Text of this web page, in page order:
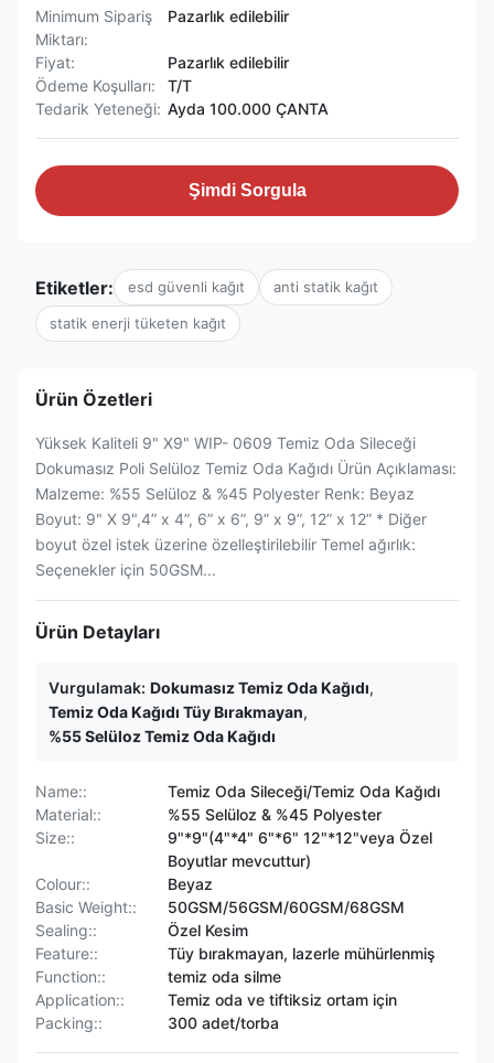
Minimum Sipariş
Miktarı:
Pazarlık edilebilir
Fiyat:
Pazarlık edilebilir
Ödeme Koşulları:
T/T
Tedarik Yeteneği: Ayda 100.000 ÇANTA
Şimdi Sorgula
Etiketler: esd güvenli kağıt anti statik kağıt
statik enerji tüketen kağıt
Ürün Özetleri
Yüksek Kaliteli 9" X9" WIP- 0609 Temiz Oda Sileceği
Dokumasız Poli Selüloz Temiz Oda Kağıdı Ürün Açıklaması:
Malzeme: %55 Selüloz & %45 Polyester Renk: Beyaz
Boyut: 9" X 9",4” x 4”, 6” x 6”, 9” x 9”, 12” x 12” * Diğer
boyut özel istek üzerine özelleştirilebilir Temel ağırlık:
Seçenekler için 50GSM...
Ürün Detayları
Vurgulamak: Dokumasız Temiz Oda Kağıdı,
Temiz Oda Kağıdı Tüy Bırakmayan,
%55 Selüloz Temiz Oda Kağıdı
Name::
Temiz Oda Sileceği/Temiz Oda Kağıdı
Material::
%55 Selüloz & %45 Polyester
Size::
9"*9"(4"*4" 6"*6" 12"*12"veya Özel
Boyutlar mevcuttur)
Colour::
Beyaz
Basic Weight::
50GSM/56GSM/60GSM/68GSM
Sealing::
Özel Kesim
Feature::
Tüy bırakmayan, lazerle mühürlenmiş
Function::
temiz oda silme
Application::
Temiz oda ve tiftiksiz ortam için
Packing::
300 adet/torba